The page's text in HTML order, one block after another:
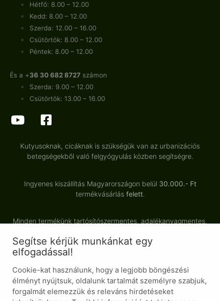
Hétfő: 8.00 – 12.00
Kedd: 8.00 – 12.00
Szerda: 12.00 – 16.00
Csütörtök: 8.00 – 12.00
Péntek: 8.00 – 12.00
És a +36 30 682 8727 számon
Szerda: 9.00 – 12.00
Csütörtök: 13.00 – 16.00
Kutyusoknak, cicáknak is szükségük van az urbanizációs
betegségekből való felgyógyulás közben segítségre.
Ingyenes kiszállítás Magyarországon belül 30.000.- Ft
termékvásárlás felett.
Minden termékünk tartósítószermentes, adalékanyagmentes,
© Minden jog fenntartva
Általános Szerződési Feltételek
Segítse kérjük munkánkat egy
elfogadással!
Cookie-kat használunk, hogy a legjobb böngészési
élményt nyújtsuk, oldalunk tartalmát személyre szabjuk,
forgalmát elemezzük és releváns hirdetéseket